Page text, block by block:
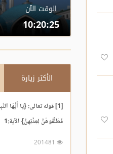
الوقت الآن
10:20:25
الأكثر زيارة
[1] قوله تعالى: {يَا أَيُّهَا
فَطَلِّقُوهُنَّ لِعِدَّتِهِنَّ} الآية:1